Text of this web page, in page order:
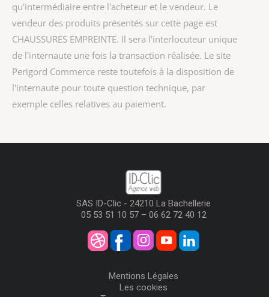
qu'intermédiaire entre l'acheteur et le vendeur. Le
vendeur des produits présentés sur cette page est
CHAUSSURES EMPREINTE. Il sera l'interlocuteur unique
de l'internaute une fois la transaction réalisée. Le site
Perigord Commerce reste toutefois à la disposition de
l'internaute pour toute question technique, par
exemple celles relatives au paiement.
SAS ID-Clic - 24210 La Bachellerie
05 53 51 10 57 – 06 62 72 40 12
Mentions Légales
Les cookies